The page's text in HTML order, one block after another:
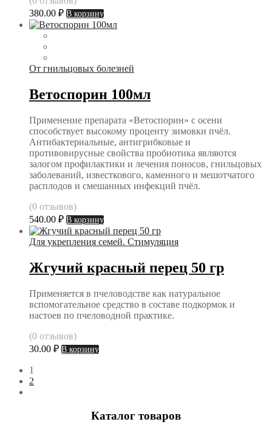
380.00 ₽ В корзину
От гнильцовых болезней
Ветоспорин 100мл
Применение препарата «Ветоспорин» с осени
способствует высокому проценту зимовки пчёл.
Антибактериальные, антигрибковые и
противовирусные свойства пробиотика являются
залогом профилактики и лечения поносов, гнильцовых
заболеваний, известкового, каменного и мешотчатого
расплодов и смешанных инфекций пчёл.
(0 отзывов)
540.00 ₽ В корзину
Для укрепления семей. Стимуляция
Жгучий красный перец 50 гр
Применяется в пчеловодстве как натуральное
вспомогательное средство в составе подкормок и
настоев по пчеловодной практике.
(0 отзывов)
30.00 ₽ В корзину
1
2
Каталог товаров